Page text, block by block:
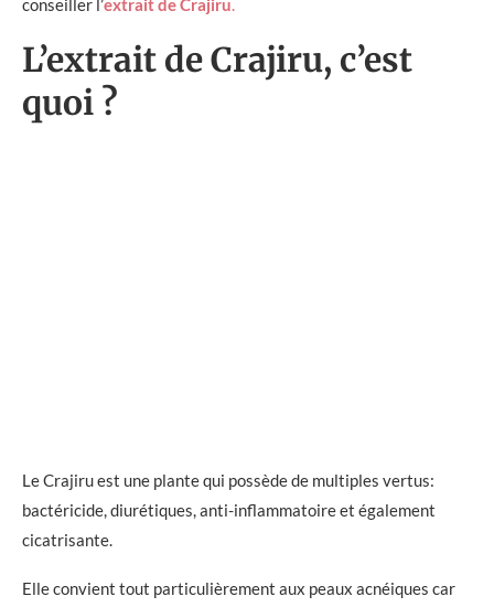
conseiller l’extrait de Crajiru.
L’extrait de Crajiru, c’est
quoi ?
Le Crajiru est une plante qui possède de multiples vertus:
bactéricide, diurétiques, anti-inflammatoire et également
cicatrisante.
Elle convient tout particulièrement aux peaux acnéiques car